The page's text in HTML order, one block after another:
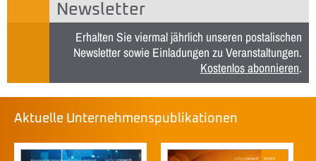
Newsletter
Erhalten Sie viermal jährlich unseren postalischen
Newsletter sowie Einladungen zu Veranstaltungen.
Kostenlos abonnieren.
Aktuelle Unternehmenspublikationen